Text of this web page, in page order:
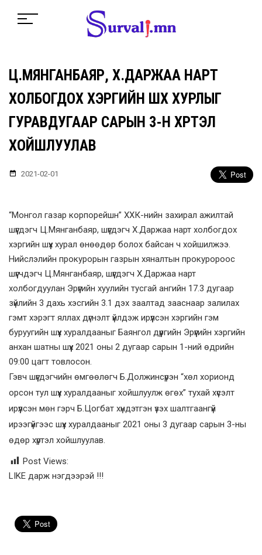
Ц.МЯНГАНБАЯР, Х.ДАРЖАА НАРТ
ХОЛБОГДОХ ХЭРГИЙН ШҮҮХ ХУРЛЫГ
ГУРАВДУГААР САРЫН 3-Н ХҮРТЭЛ
ХОЙШЛУУЛАВ
2021-02-01
“Монгол газар корпорейшн” ХХК-нийн захирал ажилтай
шүүгдэгч Ц.Мянганбаяр, шүүгдэгч Х.Даржаа нарт холбогдох
хэргийн шүүх хурал өнөөдөр болох байсан ч хойшилжээ.
Нийслэлийн прокурорын газрын хяналтын прокуророос
шүүгчдэгч Ц.Мянганбаяр, шүүгдэгч Х.Даржаа нарт
холбогдуулан Эрүүгийн хуулийн тусгай ангийн 17.3 дугаар
зүйлийн 3 дахь хэсгийн 3.1 дэх заалтад зааснаар залилах
гэмт хэрэгт яллах дүгнэлт үйлдэж ирүүлсэн хэргийн гэм
буруугийн шүүх хуралдааныг Баянгол дүүргийн Эрүүгийн хэргийн
анхан шатны шүүх 2021 оны 2 дугаар сарын 1-ний өдрийн
09:00 цагт товлосон.
Гэвч шүүгдэгчийн өмгөөлөгч Б.Должинсүрэн “хөл хорионд
орсон тул шүүх хуралдааныг хойшлуулж өгөх” тухай хүсэлт
ирүүлсэн мөн гэрч Б.Цогбат хүндэтгэн үзэх шалтгаангүй
ирээгүйгээс шүүх хуралдааныг 2021 оны 3 дугаар сарын 3-ны
өдөр хүртэл хойшлуулав.
Post Views:
LIKE дарж нэгдээрэй !!!